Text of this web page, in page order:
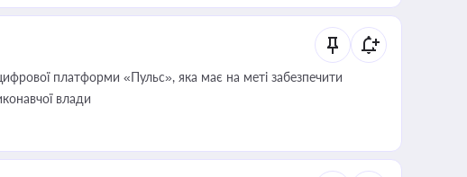
платформи «Пульс», яка має на меті забезпечити
влади